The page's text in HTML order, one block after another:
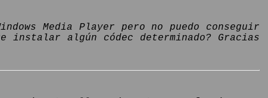
Media Player pero no puedo conseguir
instalar algún códec determinado? Gracias